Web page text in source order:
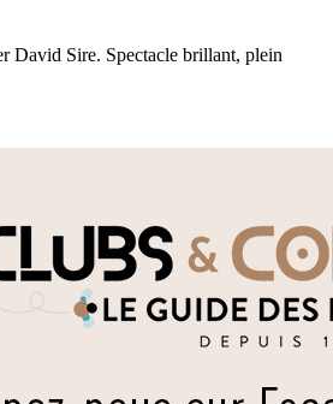
David Sire. Spectacle brillant, plein